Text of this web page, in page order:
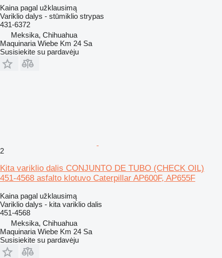
Kaina pagal užklausimą
Variklio dalys - stūmiklio strypas
431-6372
Meksika, Chihuahua
Maquinaria Wiebe Km 24 Sa
Susisiekite su pardavėju
2
Kita variklio dalis CONJUNTO DE TUBO (CHECK OIL)
451-4568 asfalto klotuvo Caterpillar AP600F, AP655F
Kaina pagal užklausimą
Variklio dalys - kita variklio dalis
451-4568
Meksika, Chihuahua
Maquinaria Wiebe Km 24 Sa
Susisiekite su pardavėju